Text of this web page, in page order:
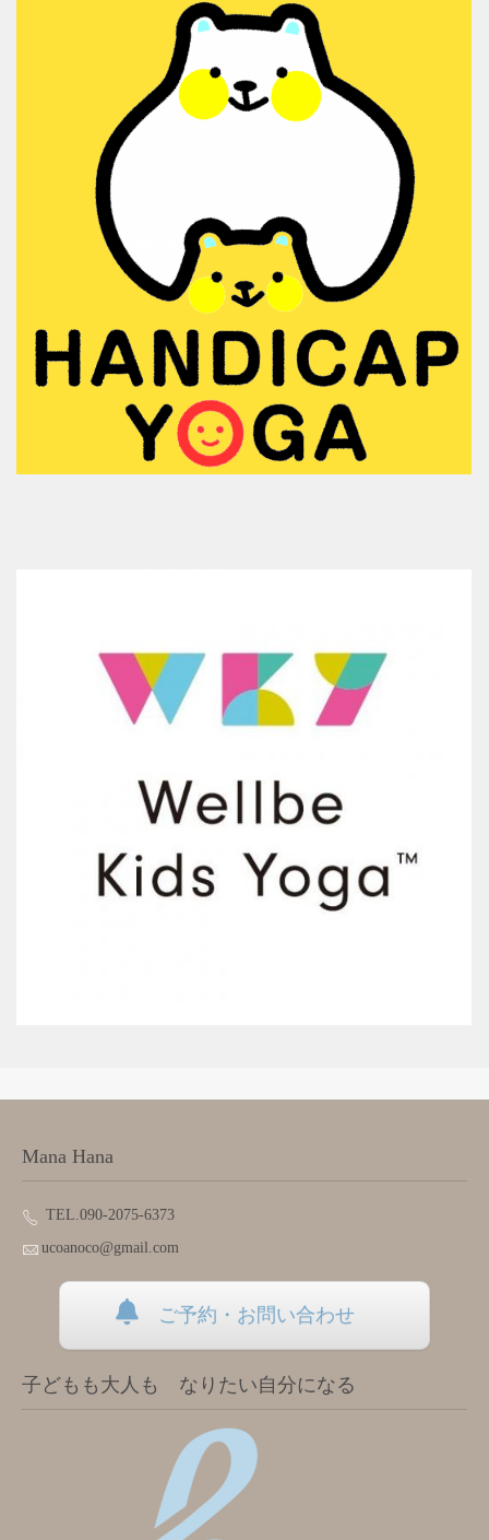
Mana Hana
TEL.090-2075-6373
ucoanoco@gmail.com
ご予約・お問い合わせ
子どもも大人も なりたい自分になる